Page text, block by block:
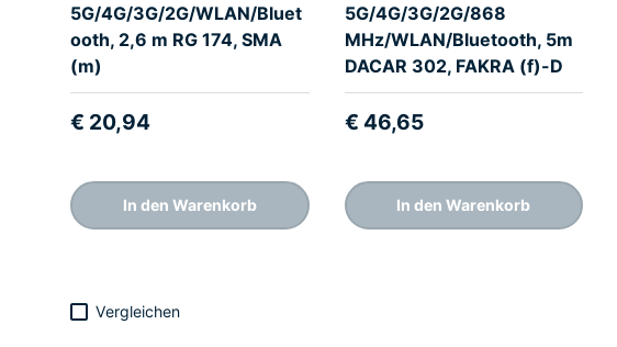
5G/4G/3G/2G/WLAN/Bluet
ooth, 2,6 m RG 174, SMA
(m)
€ 20,94
In den Warenkorb
5G/4G/3G/2G/868
MHz/WLAN/Bluetooth, 5m
DACAR 302, FAKRA (f)-D
€ 46,65
In den Warenkorb
Vergleichen